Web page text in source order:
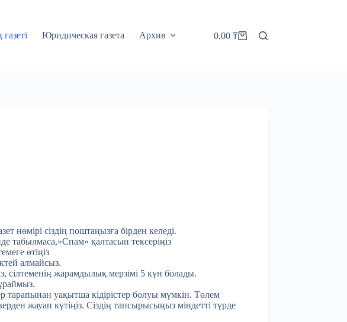
газеті
Юридическая газета Архив Корзина
0,00 ₸
нөмірі сіздің поштаңызға бірден келеді.
табылмаса,»Спам» қалтасын тексеріңіз
өтіңіз
алмайсыз.
сілтеменің жарамдылық мерзімі 5 күн болады.
тарапынан уақытша кідірістер болуы мүмкін. Төлем
жауап күтіңіз. Сіздің тапсырысыңыз міндетті түрде